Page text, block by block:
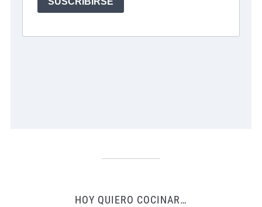
HOY QUIERO COCINAR…